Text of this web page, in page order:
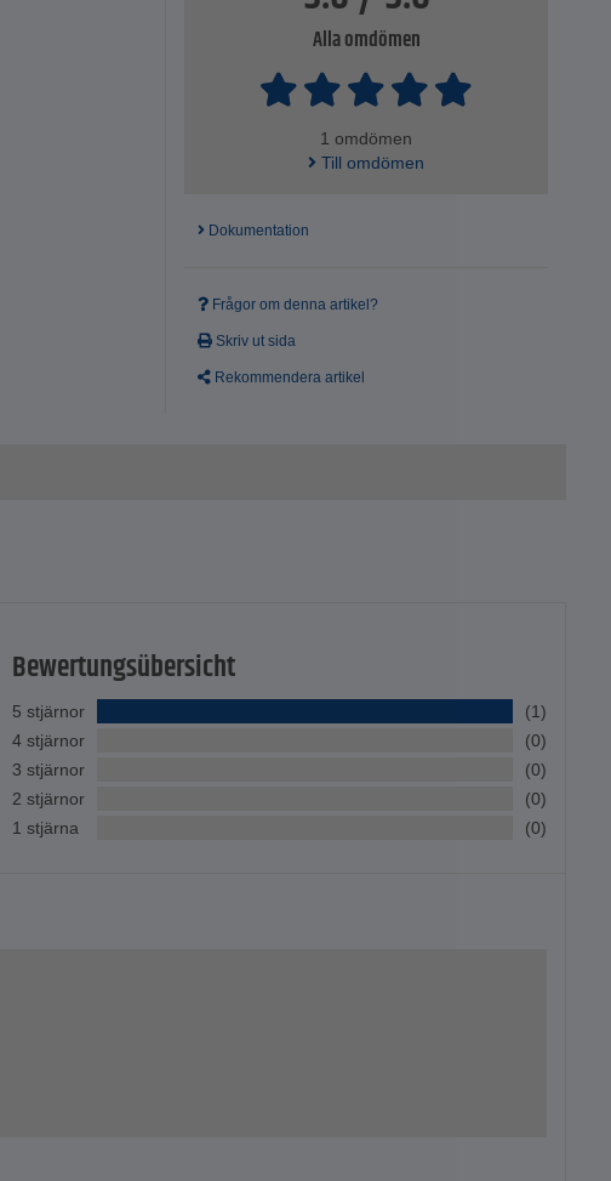
Alla omdömen
1 omdömen
Till omdömen
Dokumentation
Frågor om denna artikel?
Skriv ut sida
Rekommendera artikel
Bewertungsübersicht
5 stjärnor
(1)
4 stjärnor
(0)
3 stjärnor
(0)
2 stjärnor
(0)
1 stjärna
(0)